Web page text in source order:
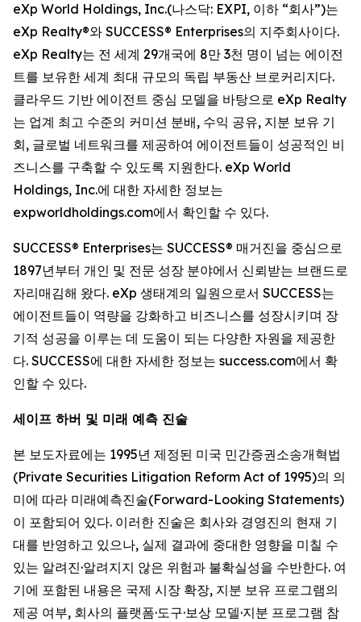
eXp World Holdings, Inc.(나스닥: EXPI, 이하 “회사”)는
eXp Realty®와 SUCCESS® Enterprises의 지주회사이다.
eXp Realty는 전 세계 29개국에 8만 3천 명이 넘는 에이전
트를 보유한 세계 최대 규모의 독립 부동산 브로커리지다.
클라우드 기반 에이전트 중심 모델을 바탕으로 eXp Realty
는 업계 최고 수준의 커미션 분배, 수익 공유, 지분 보유 기
회, 글로벌 네트워크를 제공하여 에이전트들이 성공적인 비
즈니스를 구축할 수 있도록 지원한다. eXp World
Holdings, Inc.에 대한 자세한 정보는
expworldholdings.com에서 확인할 수 있다.
SUCCESS® Enterprises는 SUCCESS® 매거진을 중심으로
1897년부터 개인 및 전문 성장 분야에서 신뢰받는 브랜드로
자리매김해 왔다. eXp 생태계의 일원으로서 SUCCESS는
에이전트들이 역량을 강화하고 비즈니스를 성장시키며 장
기적 성공을 이루는 데 도움이 되는 다양한 자원을 제공한
다. SUCCESS에 대한 자세한 정보는 success.com에서 확
인할 수 있다.
세이프 하버 및 미래 예측 진술
본 보도자료에는 1995년 제정된 미국 민간증권소송개혁법
(Private Securities Litigation Reform Act of 1995)의 의
미에 따라 미래예측진술(Forward-Looking Statements)
이 포함되어 있다. 이러한 진술은 회사와 경영진의 현재 기
대를 반영하고 있으나, 실제 결과에 중대한 영향을 미칠 수
있는 알려진·알려지지 않은 위험과 불확실성을 수반한다. 여
기에 포함된 내용은 국제 시장 확장, 지분 보유 프로그램의
제공 여부, 회사의 플랫폼·도구·보상 모델·지분 프로그램 참